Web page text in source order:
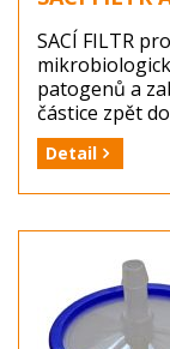
SACÍ FILTR
patogenů a
částice zpět
pravidelně
když je
Balení: 1ks
Dostupnost:
Detail